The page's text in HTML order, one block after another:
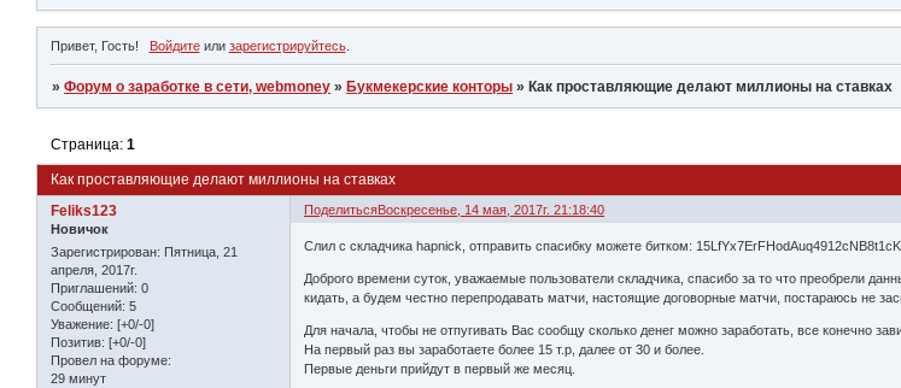
Привет, Гость! Войдитеили зарегистрируйтесь.
»Форум о заработке в сети, webmoney » Букмекерские конторы » Как проставляющие делают миллионы на ставках
Как проставляющие делают миллионы на ставках
Страница:1
ПоделитьсяВоскресенье, 14 мая, 2017г. 21:18:40
Feliks123
Новичок
Зарегистрирован: Пятница, 21
апреля, 2017г.
Приглашений: 0
Сообщений: 5
Уважение: [+0/-0]
Позитив: [+0/-0]
Провел на форуме:
29 минут
Слил с складчика hapnick, отправить спасибку можете битком:
Доброго времени суток, уважаемые пользователи складчика, спасибо за то что преобрели
кидать, а будем честно перепродавать матчи, настоящие договорные матчи, постараюсь не
Для начала, чтобы не отпугивать Вас сообщу сколько денег можно заработать, все конечно
На первый раз вы заработаете более 15 т.р, далее от 30 и более.
Первые деньги прийдут в первый же месяц.